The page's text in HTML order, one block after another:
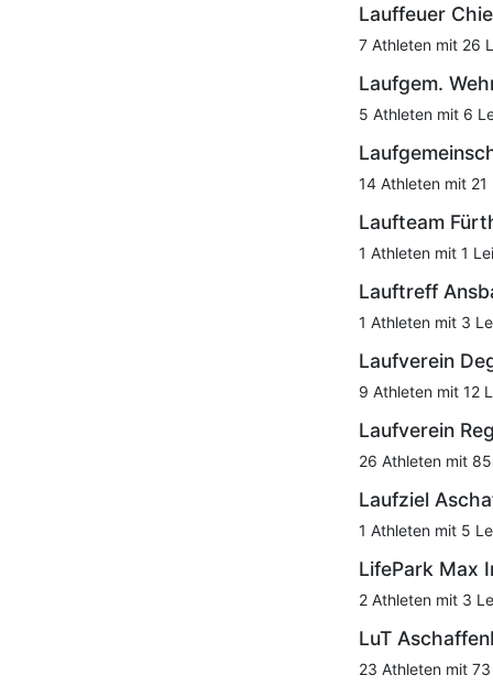
Lauffeuer
7 Athleten mit 26
Laufgem.
5 Athleten mit 6
14 Athleten mit
Laufteam
1 Athleten mit 1
Lauftreff
1 Athleten mit 3
Laufverein
9 Athleten mit 12
Laufverein
26 Athleten mit
Laufziel
1 Athleten mit 5
LifePark Max
2 Athleten mit 3
LuT
23 Athleten mit